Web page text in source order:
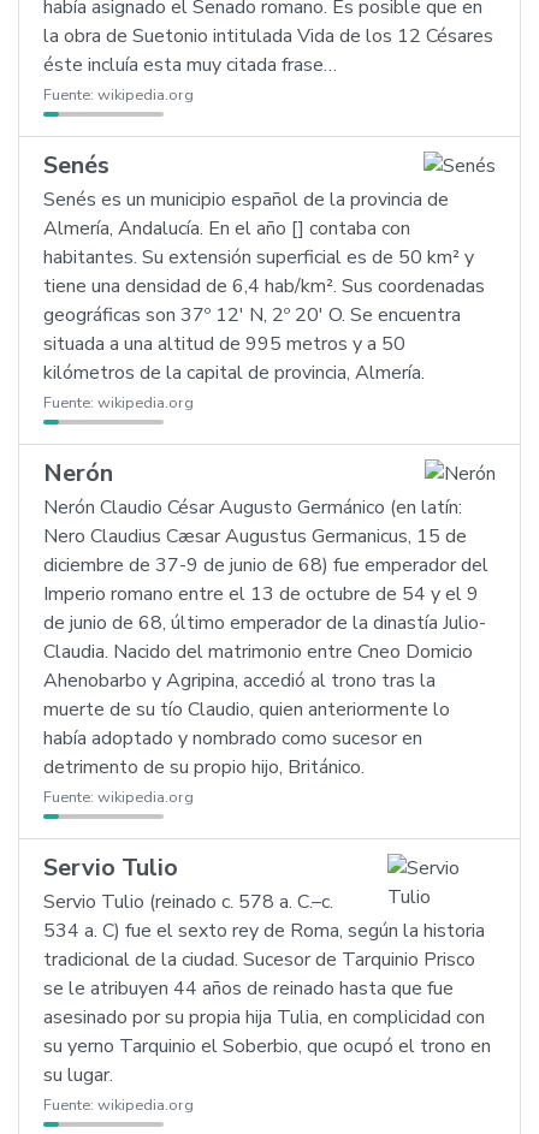
había asignado el Senado romano. Es posible que en
la obra de Suetonio intitulada Vida de los 12 Césares
éste incluía esta muy citada frase…
Fuente: wikipedia.org
Senés
Senés es un municipio español de la provincia de
Almería, Andalucía. En el año [] contaba con
habitantes. Su extensión superficial es de 50 km² y
tiene una densidad de 6,4 hab/km². Sus coordenadas
geográficas son 37º 12' N, 2º 20' O. Se encuentra
situada a una altitud de 995 metros y a 50
kilómetros de la capital de provincia, Almería.
Fuente: wikipedia.org
Nerón
Nerón Claudio César Augusto Germánico (en latín:
Nero Claudius Cæsar Augustus Germanicus, 15 de
diciembre de 37-9 de junio de 68) fue emperador del
Imperio romano entre el 13 de octubre de 54 y el 9
de junio de 68, último emperador de la dinastía Julio-
Claudia. Nacido del matrimonio entre Cneo Domicio
Ahenobarbo y Agripina, accedió al trono tras la
muerte de su tío Claudio, quien anteriormente lo
había adoptado y nombrado como sucesor en
detrimento de su propio hijo, Británico.
Fuente: wikipedia.org
Servio Tulio
Servio Tulio (reinado c. 578 a. C.–c.
534 a. C) fue el sexto rey de Roma, según la historia
tradicional de la ciudad. Sucesor de Tarquinio Prisco
se le atribuyen 44 años de reinado hasta que fue
asesinado por su propia hija Tulia, en complicidad con
su yerno Tarquinio el Soberbio, que ocupó el trono en
su lugar.
Fuente: wikipedia.org